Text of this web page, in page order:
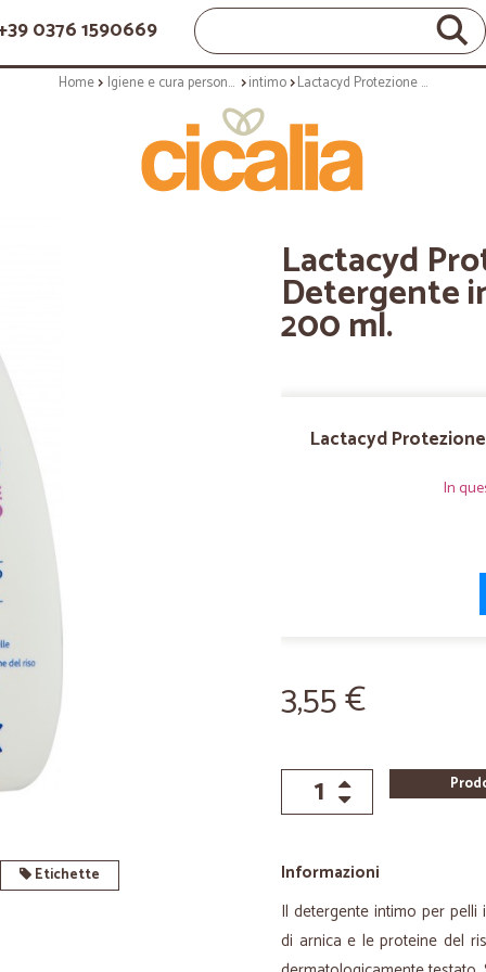
0376 1590669
Home Igiene e cura personale intimo Lactacyd Protezione & Sollievo Detergente intimo per pelli irritate 200 ml.
Etichette
Lactacyd
Detergente
200 ml.
Lactacyd
In
3,55 €
Informazioni
Il detergente intimo per
di arnica e le proteine del